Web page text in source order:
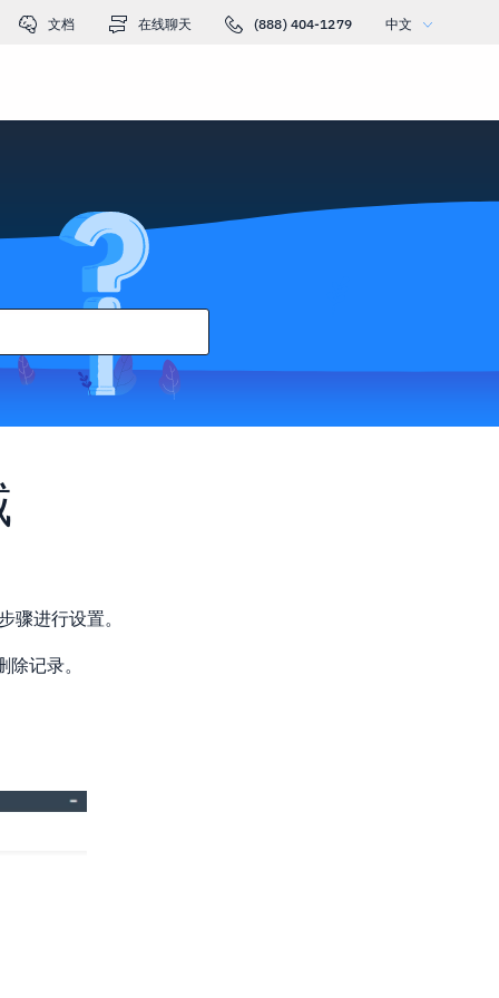
文档 在线聊天 (888) 404-1279 中文
骤进行设置。
记录。